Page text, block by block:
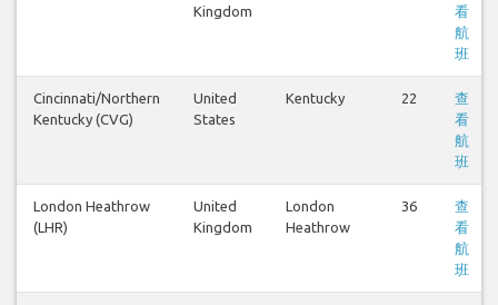
Kingdom
看
航
班
Cincinnati/Northern
Kentucky (CVG)
United
States
Kentucky 22
查
看
航
班
London Heathrow
(LHR)
United
Kingdom
London
Heathrow
36
查
看
航
班